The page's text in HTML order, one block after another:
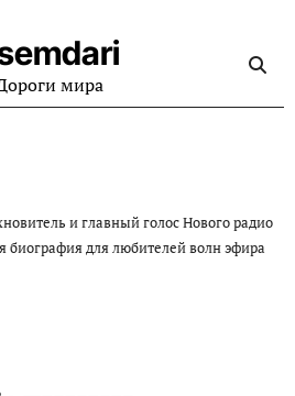
мира
и главный голос Нового радио
для любителей волн эфира